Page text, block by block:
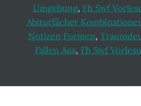
Umgebung, Fh Swf
Abiturfächer
Notizen Formen,
Fallen Aus, Fh Swf